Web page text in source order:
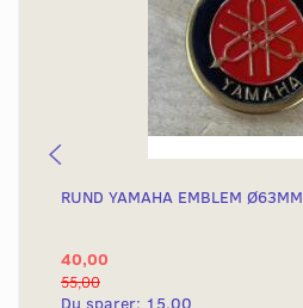
RUND YAMAHA EMBLEM Ø63MM
40,00
55,00
Du sparer: 15,00